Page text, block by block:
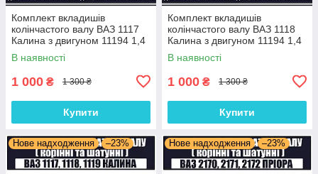
Комплект вкладишів
колінчастого валу ВАЗ 1117
Калина з двигуном 11194 1,4
л 16 клапанів (комплект
корінні та шатунні) Стандарт
В наявності
1 000 ₴ 1 300 ₴
Купити
Комплект вкладишів
колінчастого валу ВАЗ 1118
Калина з двигуном 11194 1,4
л 16 клапанів (комплект
корінні та шатунні) Стандарт
В наявності
1 000 ₴ 1 300 ₴
Купити
Нове надходження –23% Нове надходження –23%